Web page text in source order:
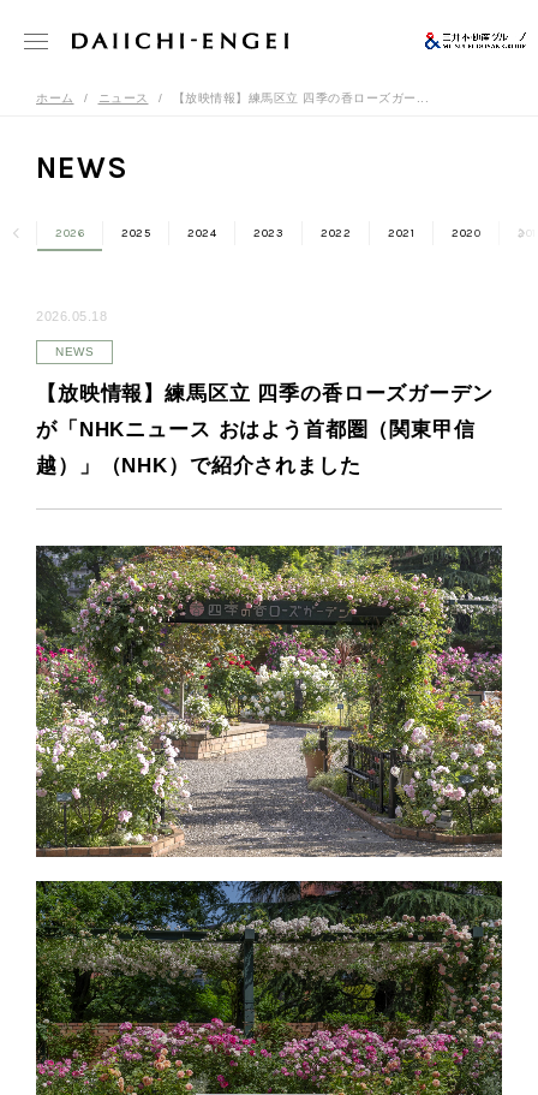
ホーム ニュース 【放映情報】練馬区立 四季の香ローズガー...
NEWS
2026 2025 2024 2023 2022 2021 2020
2026.05.18
NEWS
【放映情報】練馬区立 四季の香ローズガーデン
が「NHKニュース おはよう首都圏（関東甲信
越）」（NHK）で紹介されました